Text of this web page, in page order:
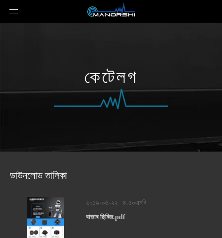
কেটেলগ
ডাউনলোড তালিকা
২০১৯-০৫-২২
৪.৫০এমবি
বাজাৰ ছিৰিজ.pdf